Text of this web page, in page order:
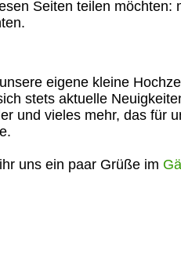
Seiten teilen möchten:
eigene kleine
stets aktuelle
und vieles mehr, das für
uns ein paar Grüße im